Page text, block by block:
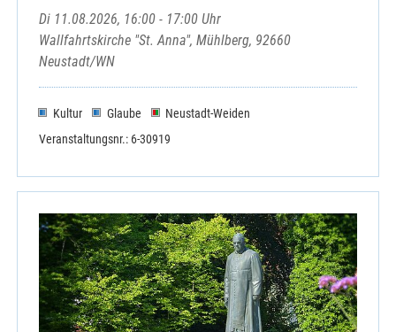
Di 11.08.2026, 16:00 - 17:00 Uhr
Wallfahrtskirche "St. Anna", Mühlberg, 92660
Neustadt/WN
Kultur Glaube
Neustadt-Weiden
Veranstaltungsnr.: 6-30919